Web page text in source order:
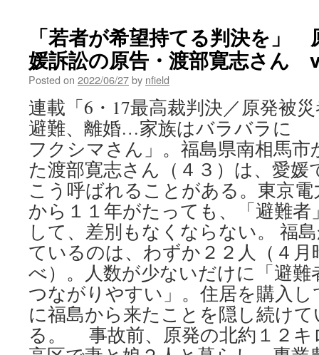
「若者が希望持てる判決を」
媛訴訟の原告・渡部寛志さん
Posted on 2022/06/27by nfield
連載「6・17最高裁判決／原発被
避難、離婚…家族はバラバラに
フクシマさん」。福島県南相馬
た渡部寛志さん（４３）は、愛
こう呼ばれることがある。東京
から１１年がたっても、「避難
して、差別もなくならない。 福
ているのは、わずか２２人（４月
べ）。人数が少ないだけに「避難
つながりやすい」。住居を購入
に福島から来たことを隠し続け
る。 事故前、原発の北約１２キ